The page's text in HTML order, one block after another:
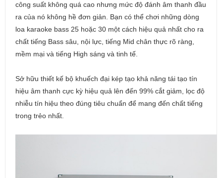
công suất không quá cao nhưng mức độ đánh âm thanh đầu
ra của nó không hề đơn giản. Bạn có thể chơi những dòng
loa karaoke bass 25 hoặc 30 một cách hiệu quả nhất cho ra
chất tiếng Bass sâu, nội lực, tiếng Mid chân thực rõ ràng,
mềm mại và tiếng High sáng và tinh tế.
Sở hữu thiết kế bộ khuếch đại kép tạo khả năng tái tạo tín
hiệu âm thanh cực kỳ hiệu quả lên đến 99% cắt giảm, lọc độ
nhiễu tín hiệu theo đúng tiêu chuẩn để mang đến chất tiếng
trong trẻo nhất.